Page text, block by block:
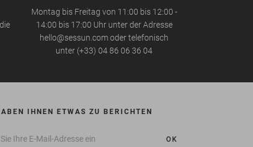
Montag bis Freitag von 11:00 bis 12:00 -
14:00 bis 17:00 Uhr unter der Adresse
hello@sessun.com oder telefonisch
unter (+33) 04 86 06 36 04
IHNEN ETWAS ZU BERICHTEN
OK